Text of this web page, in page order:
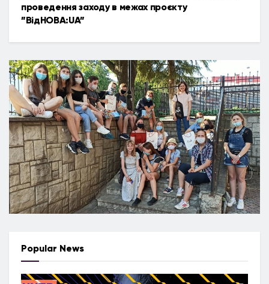
проведення заходу в межах проєкту
”ВідНОВА:UA”
Popular News